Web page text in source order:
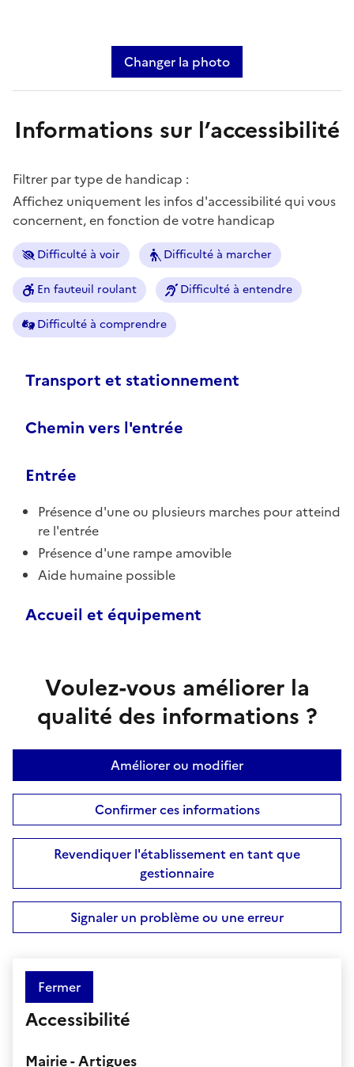
Changer la photo
Informations sur l’accessibilité
Filtrer par type de handicap :
Affichez uniquement les infos d'accessibilité qui vous
concernent, en fonction de votre handicap
Difficulté à voir Difficulté à marcher
En fauteuil roulant Difficulté à entendre
Difficulté à comprendre
Transport et stationnement
Chemin vers l'entrée
Entrée
Présence d'une ou plusieurs marches pour atteind
re l'entrée
Présence d'une rampe amovible
Aide humaine possible
Accueil et équipement
Voulez-vous améliorer la
qualité des informations ?
Améliorer ou modifier
Confirmer ces informations
Revendiquer l'établissement en tant que
gestionnaire
Signaler un problème ou une erreur
Fermer
Accessibilité
Mairie - Artigues